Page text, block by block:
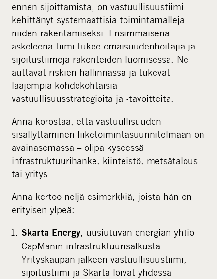
ennen sijoittamista, on vastuullisuustiimi
kehittänyt systemaattisia toimintamalleja
niiden rakentamiseksi. Ensimmäisenä
askeleena tiimi tukee omaisuudenhoitajia ja
sijoitustiimejä rakenteiden luomisessa. Ne
auttavat riskien hallinnassa ja tukevat
laajempia kohdekohtaisia
vastuullisuusstrategioita ja -tavoitteita.
Anna korostaa, että vastuullisuuden
sisällyttäminen liiketoimintasuunnitelmaan on
avainasemassa – olipa kyseessä
infrastruktuurihanke, kiinteistö, metsätalous
tai yritys.
Anna kertoo neljä esimerkkiä, joista hän on
erityisen ylpeä:
Skarta Energy, uusiutuvan energian yhtiö
CapManin infrastruktuurisalkusta.
Yrityskaupan jälkeen vastuullisuustiimi,
sijoitustiimi ja Skarta loivat yhdessä